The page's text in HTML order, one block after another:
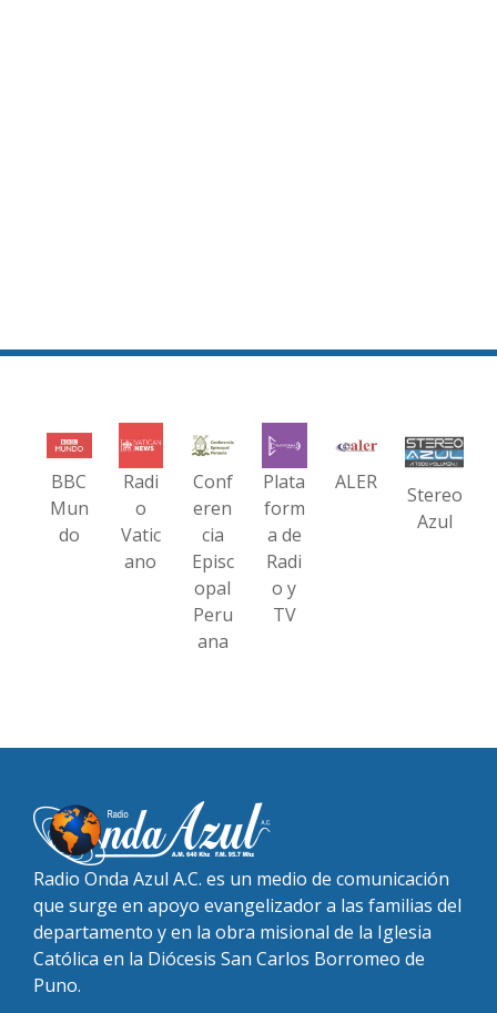
BBC
Mun
do
Radi
o
Vatic
ano
Conf
eren
cia
Episc
opal
Peru
ana
Plata
form
a de
Radi
o y
TV
ALER
Stereo
Azul
Radio Onda Azul A.C. es un medio de comunicación
que surge en apoyo evangelizador a las familias del
departamento y en la obra misional de la Iglesia
Católica en la Diócesis San Carlos Borromeo de
Puno.